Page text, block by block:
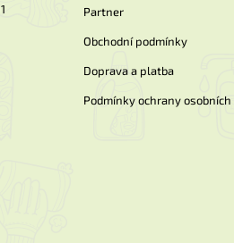
Partner
Obchodní podmínky
Doprava a platba
Podmínky ochrany osobních